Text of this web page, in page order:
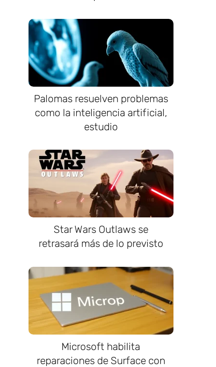
Palomas resuelven problemas
como la inteligencia artificial,
estudio
Star Wars Outlaws se
retrasará más de lo previsto
Microsoft habilita
reparaciones de Surface con